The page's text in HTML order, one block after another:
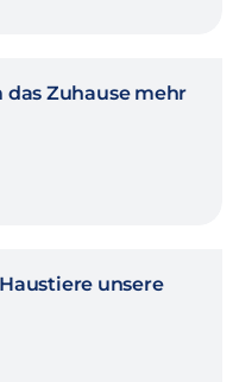
Zuhause mehr
unsere